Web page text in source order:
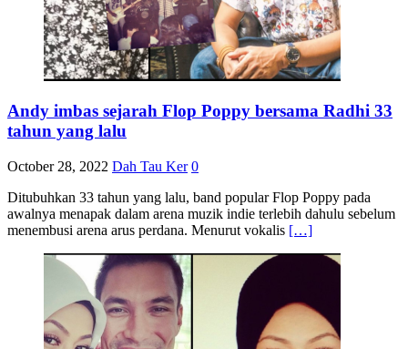
Andy imbas sejarah Flop Poppy bersama Radhi 33
tahun yang lalu
October 28, 2022 Dah Tau Ker 0
Ditubuhkan 33 tahun yang lalu, band popular Flop Poppy pada
awalnya menapak dalam arena muzik indie terlebih dahulu sebelum
menembusi arena arus perdana. Menurut vokalis […]